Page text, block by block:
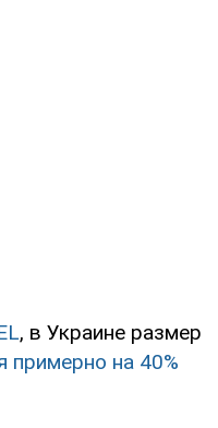
, в Украине размер
примерно на 40%